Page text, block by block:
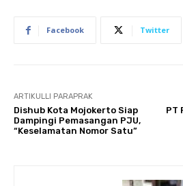
Facebook Twitter
ARTIKULLI PARAPRAK
Dishub Kota Mojokerto Siap
Dampingi Pemasangan PJU,
“Keselamatan Nomor Satu”
PT